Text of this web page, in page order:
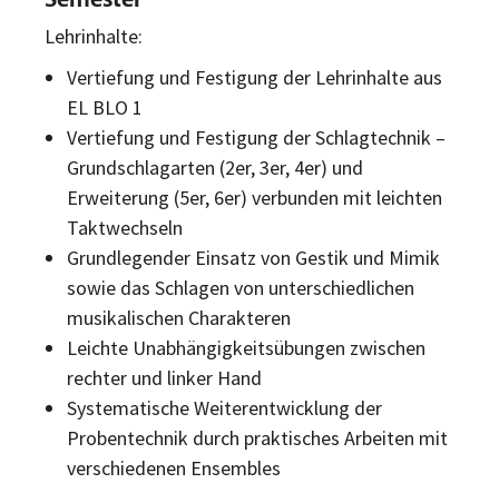
Lehrinhalte:
Vertiefung und Festigung der Lehrinhalte aus
EL BLO 1
Vertiefung und Festigung der Schlagtechnik –
Grundschlagarten (2er, 3er, 4er) und
Erweiterung (5er, 6er) verbunden mit leichten
Taktwechseln
Grundlegender Einsatz von Gestik und Mimik
sowie das Schlagen von unterschiedlichen
musikalischen Charakteren
Leichte Unabhängigkeitsübungen zwischen
rechter und linker Hand
Systematische Weiterentwicklung der
Probentechnik durch praktisches Arbeiten mit
verschiedenen Ensembles